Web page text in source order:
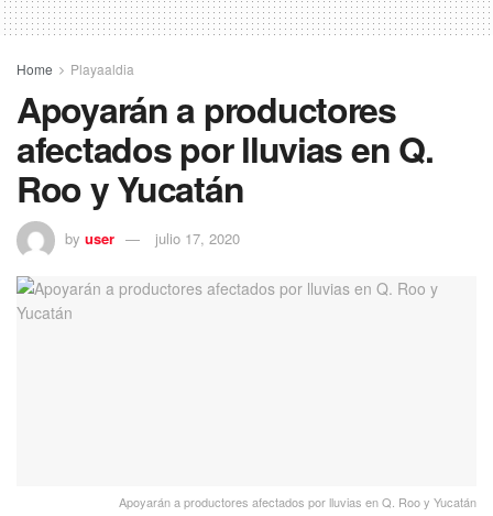
Home Playaaldia
Apoyarán a productores
afectados por lluvias en Q.
Roo y Yucatán
by user julio 17, 2020
Apoyarán a productores afectados por lluvias en Q. Roo y Yucatán